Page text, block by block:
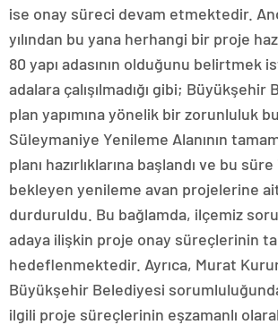
ise onay süreci devam etmektedir.
yılından bu yana herhangi bir proje
80 yapı adasının olduğunu belirtmek
adalara çalışılmadığı gibi; Büyükşehir
plan yapımına yönelik bir zorunluluk
Süleymaniye Yenileme Alanının
planı hazırlıklarına başlandı ve bu
bekleyen yenileme avan projelerine
durduruldu. Bu bağlamda, ilçemiz
adaya ilişkin proje onay süreçlerinin
hedeflenmektedir. Ayrıca, Murat
Büyükşehir Belediyesi
ilgili proje süreçlerinin eşzamanlı